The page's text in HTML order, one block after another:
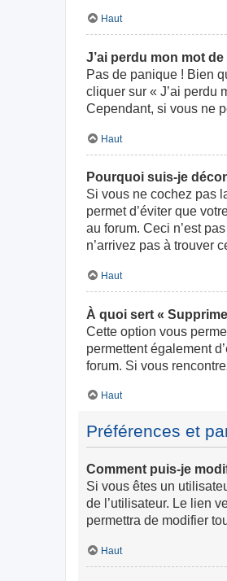
Haut
J’ai perdu mon mot de
Pas de panique ! Bien
cliquer sur « J’ai perdu
Cependant, si vous ne
Haut
Pourquoi suis-je
Si vous ne cochez pas
permet d’éviter que
au forum. Ceci n’est
n’arrivez pas à trouver
Haut
À quoi sert «
Cette option vous
permettent également
forum. Si vous
Haut
Préférences et
Comment puis-je
Si vous êtes un
de l’utilisateur. Le lien
permettra de modifier
Haut